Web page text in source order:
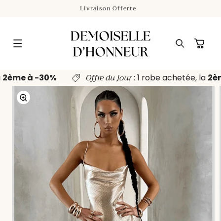
AU
Livraison Offerte
Panier
2ème à -30% Offre du jour: 1 robe achetée, la
AUX